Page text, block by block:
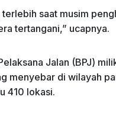
saat musim
tertangani,” ucapnya.
Jalan (BPJ)
menyebar di wilayah
410 lokasi.